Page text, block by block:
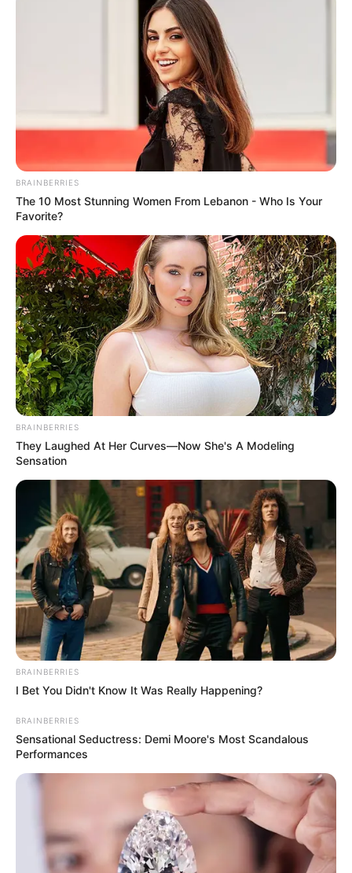
BRAINBERRIES
The 10 Most Stunning Women From Lebanon - Who Is Your
Favorite?
BRAINBERRIES
They Laughed At Her Curves—Now She's A Modeling
Sensation
BRAINBERRIES
I Bet You Didn't Know It Was Really Happening?
BRAINBERRIES
Sensational Seductress: Demi Moore's Most Scandalous
Performances